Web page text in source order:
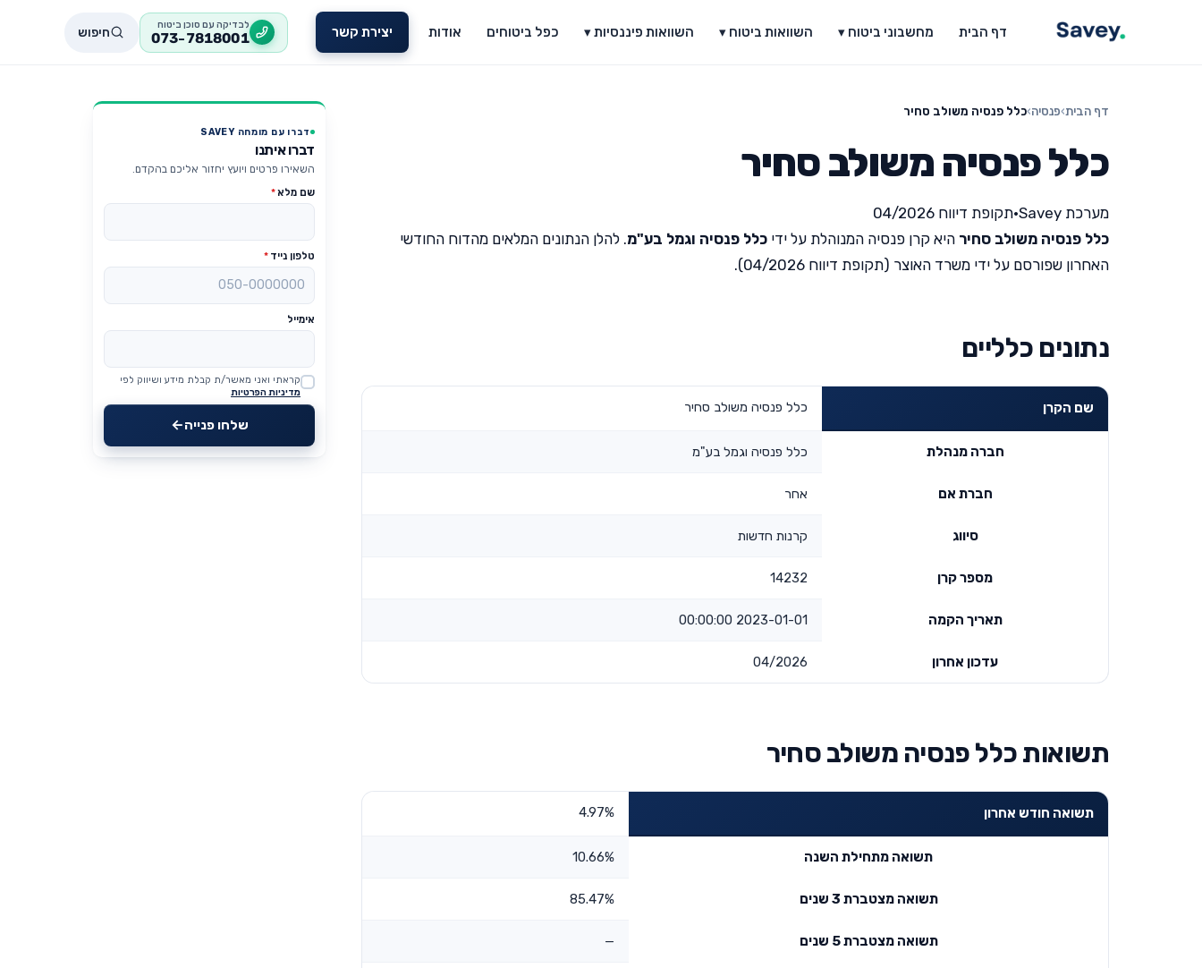
דף הבית מחשבוני ביטוח ▾ השוואות ביטוח ▾ השוואות פיננסיות ▾ כפל ביטוחים אודות יצירת קשר לבדיקה עם סוכן ביטוח
073-7818001 חיפוש
דף הבית›פנסיה›כלל פנסיה משולב סחיר
כלל פנסיה משולב סחיר
מערכת Savey •תקופת דיווח 04/2026
כלל פנסיה משולב סחיר היא קרן פנסיה המנוהלת על ידי כלל פנסיה וגמל בע"מ. להלן הנתונים המלאים מהדוח החודשי
האחרון שפורסם על ידי משרד האוצר (תקופת דיווח 04/2026).
נתונים כלליים
שם הקרן כלל פנסיה משולב סחיר
חברה מנהלת כלל פנסיה וגמל בע"מ
חברת אם אחר
סיווג קרנות חדשות
מספר קרן 14232
תאריך הקמה 2023-01-01 00:00:00
עדכון אחרון 04/2026
תשואות כלל פנסיה משולב סחיר
תשואה חודש אחרון 4.97%
תשואה מתחילת השנה 10.66%
תשואה מצטברת 3 שנים 85.47%
תשואה מצטברת 5 שנים —
דברו עם מומחה SAVEY
דברו איתנו
השאירו פרטים ויועץ יחזור אליכם בהקדם.
שם מלא*
טלפון נייד *
אימייל
Website
קראתי ואני מאשר/ת קבלת מידע ושיווק לפי
מדיניות הפרטיות
שלחו פנייה